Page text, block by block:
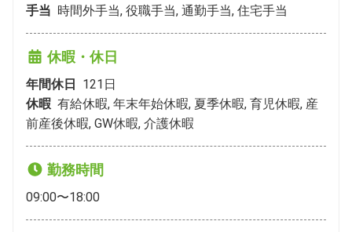
手当 時間外手当, 役職手当, 通勤手当, 住宅手当
休暇・休日
年間休日 121 日
休暇 有給休暇, 年末年始休暇, 夏季休暇, 育児休暇, 産
前産後休暇, GW休暇, 介護休暇
勤務時間
09:00〜18:00